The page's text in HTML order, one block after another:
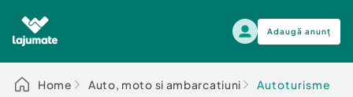
Adaugă anunț
Alege categoria
Home Auto, moto si ambarcatiuni Autoturisme